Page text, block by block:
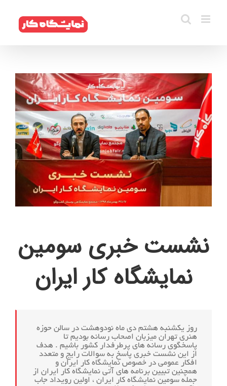
نشست خبری سومین
نمایشگاه کار ایران
روز یکشنبه هشتم دی ماه نودوهشت در سالن حوزه
هنری تهران میزبان اصحاب رسانه بودیم تا
پاسخگوی رسانه های پرطرفدار کشور باشیم . هدف
از این نشست خبری پاسخ به سوالات رایج و متعدد
افکار عمومی در خصوص نمایشگاه کار ایران و
همچنین تبیین برنامه های آتی نمایشگاه کار ایران از
جمله سومین نمایشگاه کار ایران ، اولین رویداد جاب